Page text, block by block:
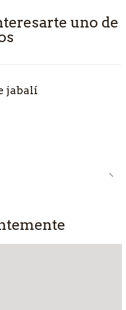
uno de
jabalí